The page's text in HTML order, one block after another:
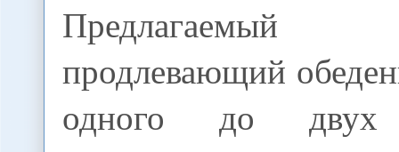
Предлагаемый
продлевающий
одного до